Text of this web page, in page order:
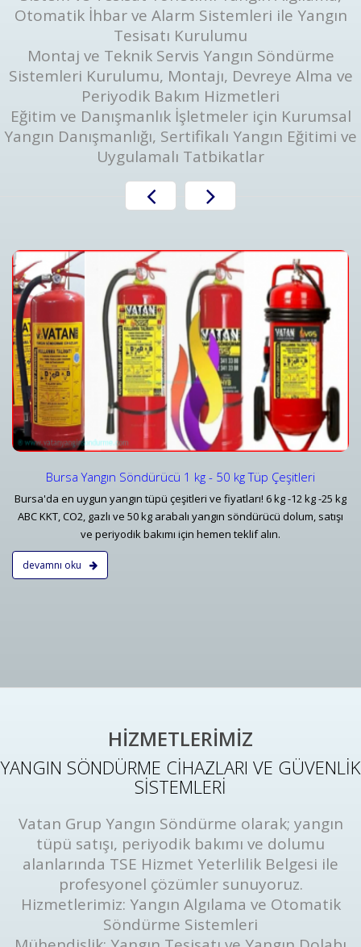
Otomatik İhbar ve Alarm Sistemleri ile Yangın
Tesisatı Kurulumu
Montaj ve Teknik Servis Yangın Söndürme
Sistemleri Kurulumu, Montajı, Devreye Alma ve
Periyodik Bakım Hizmetleri
Eğitim ve Danışmanlık İşletmeler için Kurumsal
Yangın Danışmanlığı, Sertifikalı Yangın Eğitimi ve
Uygulamalı Tatbikatlar
Bursa Yangın Söndürücü 1 kg - 50 kg Tüp Çeşitleri
Bursa'da en uygun yangın tüpü çeşitleri ve fiyatları! 6 kg -12 kg -25 kg
ABC KKT, CO2, gazlı ve 50 kg arabalı yangın söndürücü dolum, satışı
ve periyodik bakımı için hemen teklif alın.
devamnı oku
Yangın Dedektörleri & Sensörleri (Duman, Isı, Gaz)
Yangın Dedektörü Çeşitleri ve İhbar Ekipmanları
Detaylar
HİZMETLERİMİZ
YANGIN SÖNDÜRME CİHAZLARI VE GÜVENLİK
SİSTEMLERİ
Vatan Grup Yangın Söndürme olarak; yangın
tüpü satışı, periyodik bakımı ve dolumu
alanlarında TSE Hizmet Yeterlilik Belgesi ile
profesyonel çözümler sunuyoruz.
Hizmetlerimiz: Yangın Algılama ve Otomatik
Söndürme Sistemleri